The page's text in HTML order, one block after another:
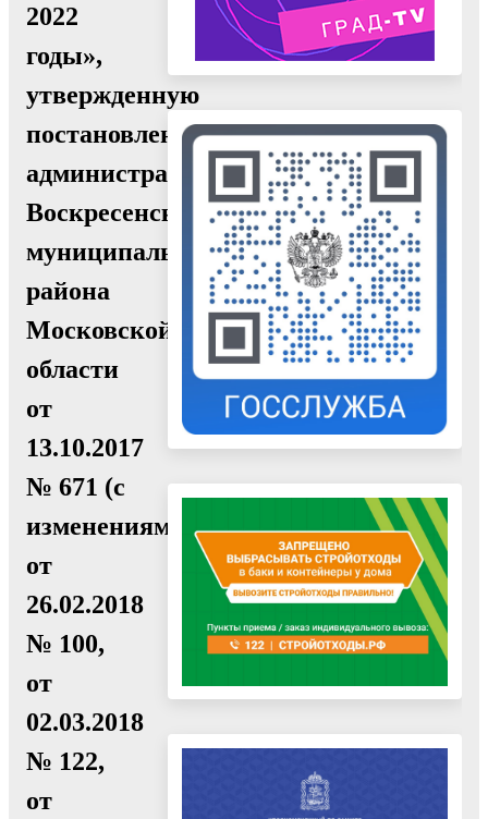
2022
годы»,
утвержденную
постановлением
администрации
Воскресенского
муниципального
района
Московской
области
от
13.10.2017
№ 671 (с
изменениями
от
26.02.2018
№ 100,
от
02.03.2018
№ 122,
от